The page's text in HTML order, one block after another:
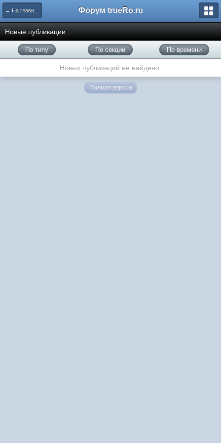
← На главную Форум trueRo.ru
Новые публикации
По типу По секции По времени
Новых публикаций не найдено.
Полная версия